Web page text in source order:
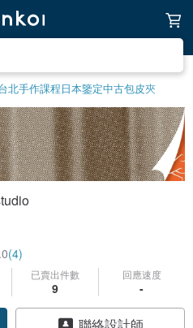
北手作課程日本鑒定中古包皮夾
(4)
已賣出件數
9
回應速度
-